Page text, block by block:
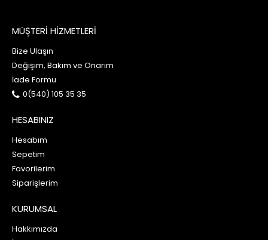
MÜŞTERİ HİZMETLERİ
Bize Ulaşın
Değişim, Bakım ve Onarım
İade Formu
0(540) 105 35 35
HESABINIZ
Hesabım
Sepetim
Favorilerim
Siparişlerim
KURUMSAL
Hakkımızda